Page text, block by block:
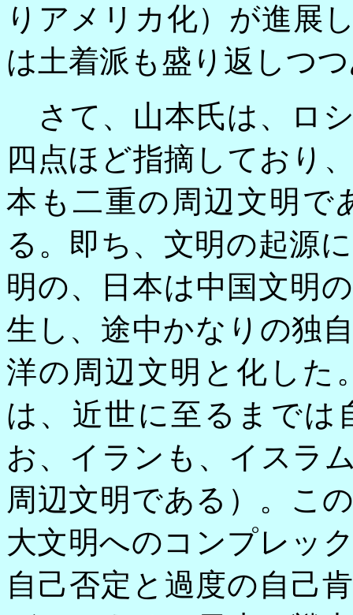
りアメリカ化）が進展
は土着派も盛り返しつ
さて、山本氏は、ロ
四点ほど指摘しており
本も二重の周辺文明で
る。即ち、文明の起源
明の、日本は中国文明
生し、途中かなりの独
洋の周辺文明と化した
は、近世に至るまでは
お、イランも、イスラ
周辺文明である）。こ
大文明へのコンプレッ
自己否定と過度の自己